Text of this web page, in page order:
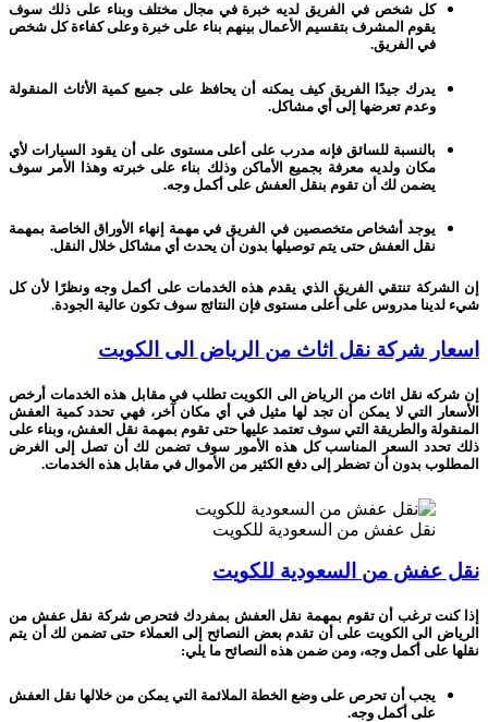
كل شخص في الفريق لديه خبرة في مجال مختلف وبناء على ذلك سوف
يقوم المشرف بتقسيم الأعمال بينهم بناء على خبرة وعلى كفاءة كل شخص
في الفريق.
يدرك جيدًا الفريق كيف يمكنه أن يحافظ على جميع كمية الأثاث المنقولة
وعدم تعرضها إلى أي مشاكل.
بالنسبة للسائق فإنه مدرب على أعلى مستوى على أن يقود السيارات لأي
مكان ولديه معرفة بجميع الأماكن وذلك بناء على خبرته وهذا الأمر سوف
يضمن لك أن تقوم بنقل العفش على أكمل وجه.
يوجد أشخاص متخصصين في الفريق في مهمة إنهاء الأوراق الخاصة بمهمة
نقل العفش حتى يتم توصيلها بدون أن يحدث أي مشاكل خلال النقل.
إن الشركة تنتقي الفريق الذي يقدم هذه الخدمات على أكمل وجه ونظرًا لأن كل
شيء لدينا مدروس على أعلى مستوى فإن النتائج سوف تكون عالية الجودة.
اسعار شركة نقل اثاث من الرياض الى الكويت
إن شركه نقل اثاث من الرياض الى الكويت تطلب في مقابل هذه الخدمات أرخص
الأسعار التي لا يمكن أن تجد لها مثيل في أي مكان آخر، فهي تحدد كمية العفش
المنقولة والطريقة التي سوف تعتمد عليها حتى تقوم بمهمة نقل العفش، وبناء على
ذلك تحدد السعر المناسب كل هذه الأمور سوف تضمن لك أن تصل إلى الغرض
المطلوب بدون أن تضطر إلى دفع الكثير من الأموال في مقابل هذه الخدمات.
نقل عفش من السعودية للكويت
نقل عفش من السعودية للكويت
إذا كنت ترغب أن تقوم بمهمة نقل العفش بمفردك فتحرص شركة نقل عفش من
الرياض الى الكويت على أن تقدم بعض النصائح إلى العملاء حتى تضمن لك أن يتم
نقلها على أكمل وجه، ومن ضمن هذه النصائح ما يلي:
يجب أن تحرص على وضع الخطة الملائمة التي يمكن من خلالها نقل العفش
على أكمل وجه.